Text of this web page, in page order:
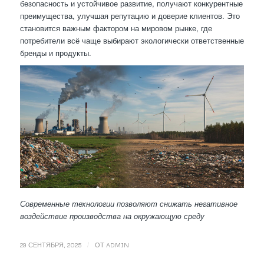
безопасность и устойчивое развитие, получают конкурентные
преимущества, улучшая репутацию и доверие клиентов. Это
становится важным фактором на мировом рынке, где
потребители всё чаще выбирают экологически ответственные
бренды и продукты.
Современные технологии позволяют снижать негативное
воздействие производства на окружающую среду
29 СЕНТЯБРЯ, 2025 ОТ ADMIN